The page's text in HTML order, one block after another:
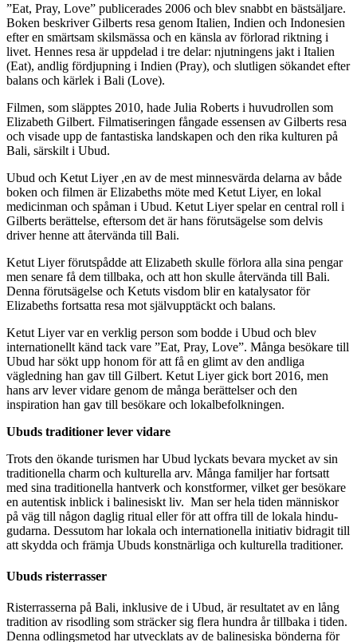
”Eat, Pray, Love” publicerades 2006 och blev snabbt en bästsäljare.
Boken beskriver Gilberts resa genom Italien, Indien och Indonesien
efter en smärtsam skilsmässa och en känsla av förlorad riktning i
livet. Hennes resa är uppdelad i tre delar: njutningens jakt i Italien
(Eat), andlig fördjupning i Indien (Pray), och slutligen sökandet efter
balans och kärlek i Bali (Love).
Filmen, som släpptes 2010, hade Julia Roberts i huvudrollen som
Elizabeth Gilbert. Filmatiseringen fångade essensen av Gilberts resa
och visade upp de fantastiska landskapen och den rika kulturen på
Bali, särskilt i Ubud.
Ubud och Ketut Liyer ,en av de mest minnesvärda delarna av både
boken och filmen är Elizabeths möte med Ketut Liyer, en lokal
medicinman och spåman i Ubud. Ketut Liyer spelar en central roll i
Gilberts berättelse, eftersom det är hans förutsägelse som delvis
driver henne att återvända till Bali.
Ketut Liyer förutspådde att Elizabeth skulle förlora alla sina pengar
men senare få dem tillbaka, och att hon skulle återvända till Bali.
Denna förutsägelse och Ketuts visdom blir en katalysator för
Elizabeths fortsatta resa mot självupptäckt och balans.
Ketut Liyer var en verklig person som bodde i Ubud och blev
internationellt känd tack vare ”Eat, Pray, Love”. Många besökare till
Ubud har sökt upp honom för att få en glimt av den andliga
vägledning han gav till Gilbert. Ketut Liyer gick bort 2016, men
hans arv lever vidare genom de många berättelser och den
inspiration han gav till besökare och lokalbefolkningen.
Ubuds traditioner lever vidare
Trots den ökande turismen har Ubud lyckats bevara mycket av sin
traditionella charm och kulturella arv. Många familjer har fortsatt
med sina traditionella hantverk och konstformer, vilket ger besökare
en autentisk inblick i balinesiskt liv. Man ser hela tiden människor
på väg till någon daglig ritual eller för att offra till de lokala hindu-
gudarna. Dessutom har lokala och internationella initiativ bidragit till
att skydda och främja Ubuds konstnärliga och kulturella traditioner.
Ubuds risterrasser
Risterrasserna på Bali, inklusive de i Ubud, är resultatet av en lång
tradition av risodling som sträcker sig flera hundra år tillbaka i tiden.
Denna odlingsmetod har utvecklats av de balinesiska bönderna för